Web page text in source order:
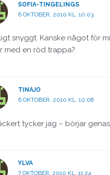
SOFIA-TINGELINGS
6 OKTOBER, 2010 KL. 10:03
snyggt. Kanske något för
med en röd trappa?
TINAJO
6 OKTOBER, 2010 KL. 10:08
tycker jag – börjar
YLVA
7 OKTOBER, 2010 KL. 11:24